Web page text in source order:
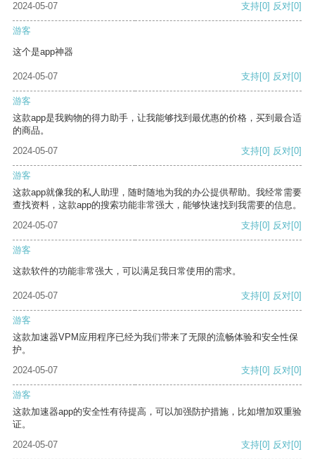
2024-05-07 支持[0] 反对[0]
游客
这个是app神器
2024-05-07 支持[0] 反对[0]
游客
这款app是我购物的得力助手，让我能够找到最优惠的价格，买到最合适
的商品。
2024-05-07
支持[0] 反对[0]
游客
这款app就像我的私人助理，随时随地为我的办公提供帮助。我经常需要
查找资料，这款app的搜索功能非常强大，能够快速找到我需要的信息。
2024-05-07
支持[0] 反对[0]
游客
这款软件的功能非常强大，可以满足我日常使用的需求。
2024-05-07 支持[0] 反对[0]
游客
这款加速器VPM应用程序已经为我们带来了无限的流畅体验和安全性保
护。
2024-05-07
支持[0] 反对[0]
游客
这款加速器app的安全性有待提高，可以加强防护措施，比如增加双重验
证。
2024-05-07
支持[0] 反对[0]